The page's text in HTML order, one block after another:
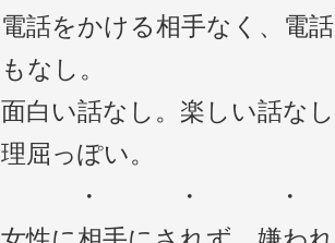
電話をかける相手なく、電
もなし。
面白い話なし。楽しい話な
理屈っぽい。
・ ・